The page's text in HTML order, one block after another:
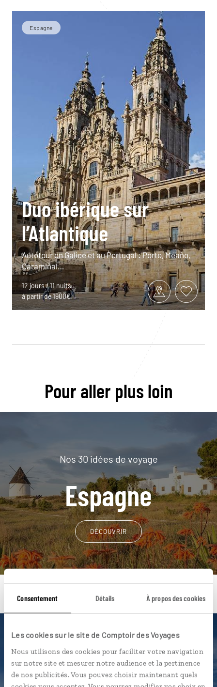
Consentement Détails À propos des cookies
Les cookies sur le site de Comptoir des Voyages
Nous utilisons des cookies pour faciliter votre navigation
sur notre site et mesurer notre audience et la pertinence
de nos publicités. Vous pouvez choisir maintenant quels
Espagne
Duo ibérique sur
l’Atlantique
Autotour en Galice et au Portugal : Porto, Meaño,
Caramiñal…
12 jours / 11 nuits
à partir de 1900€
Pour aller plus loin
Nos 30 idées de voyage
Espagne
DÉCOUVRIR
Une envie de voyage
particulière ?